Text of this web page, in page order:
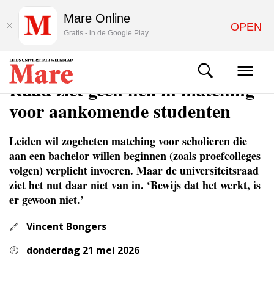
NIEUWS
Raad ziet geen heil in matching
voor aankomende studenten
Leiden wil zogeheten matching voor scholieren die
aan een bachelor willen beginnen (zoals proefcolleges
volgen) verplicht invoeren. Maar de universiteitsraad
ziet het nut daar niet van in. ‘Bewijs dat het werkt, is
er gewoon niet.’
Vincent Bongers
donderdag 21 mei 2026
Mare Online
Gratis - in de Google Play OPEN